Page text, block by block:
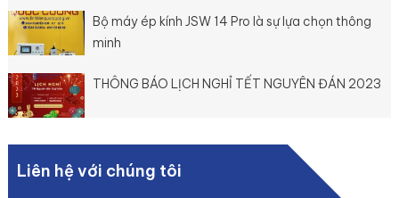
Bộ máy ép kính JSW 14 Pro là sự lựa chọn thông
minh
THÔNG BÁO LỊCH NGHỈ TẾT NGUYÊN ĐÁN 2023
Liên hệ với chúng tôi